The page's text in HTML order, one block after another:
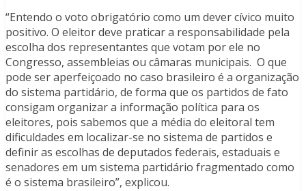
“Entendo o voto obrigatório como um dever cívico muito
positivo. O eleitor deve praticar a responsabilidade pela
escolha dos representantes que votam por ele no
Congresso, assembleias ou câmaras municipais. O que
pode ser aperfeiçoado no caso brasileiro é a organização
do sistema partidário, de forma que os partidos de fato
consigam organizar a informação política para os
eleitores, pois sabemos que a média do eleitoral tem
dificuldades em localizar-se no sistema de partidos e
definir as escolhas de deputados federais, estaduais e
senadores em um sistema partidário fragmentado como
é o sistema brasileiro”, explicou.